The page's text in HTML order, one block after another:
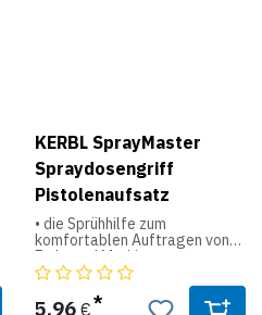
KERBL SprayMaster
Spraydosengriff
Pistolenaufsatz
• die Sprühhilfe zum
komfortablen Auftragen von
Farb- und Markierungssprays
effizientes Arbeiten mit allen
5,96€